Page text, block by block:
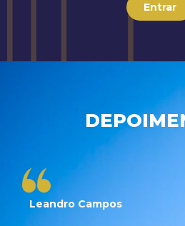
Entrar
Leandro Campos